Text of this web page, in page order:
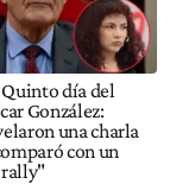
día del
González:
una charla
con un